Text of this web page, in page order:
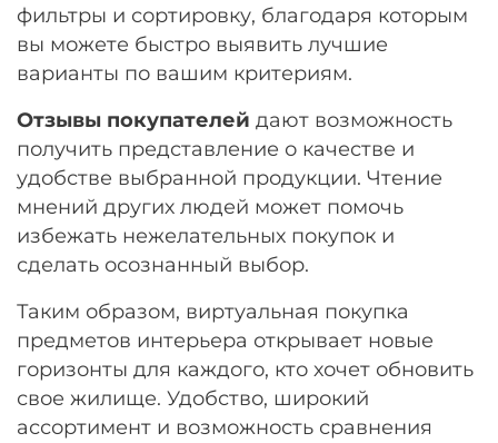
фильтры и сортировку, благодаря которым
вы можете быстро выявить лучшие
варианты по вашим критериям.
Отзывы покупателей дают возможность
получить представление о качестве и
удобстве выбранной продукции. Чтение
мнений других людей может помочь
избежать нежелательных покупок и
сделать осознанный выбор.
Таким образом, виртуальная покупка
предметов интерьера открывает новые
горизонты для каждого, кто хочет обновить
свое жилище. Удобство, широкий
ассортимент и возможность сравнения